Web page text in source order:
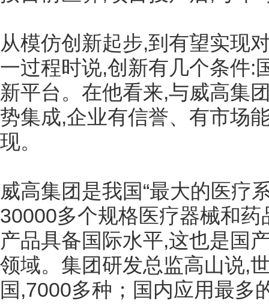
从模仿创新起步,到有望实现
一过程时说,创新有几个条件:
新平台。在他看来,与威高集
势集成,企业有信誉、有市场
现。
威高集团是我国“最大的医疗
30000多个规格医疗器械和
产品具备国际水平,这也是国
领域。集团研发总监高山说,
国,7000多种；国内应用最多